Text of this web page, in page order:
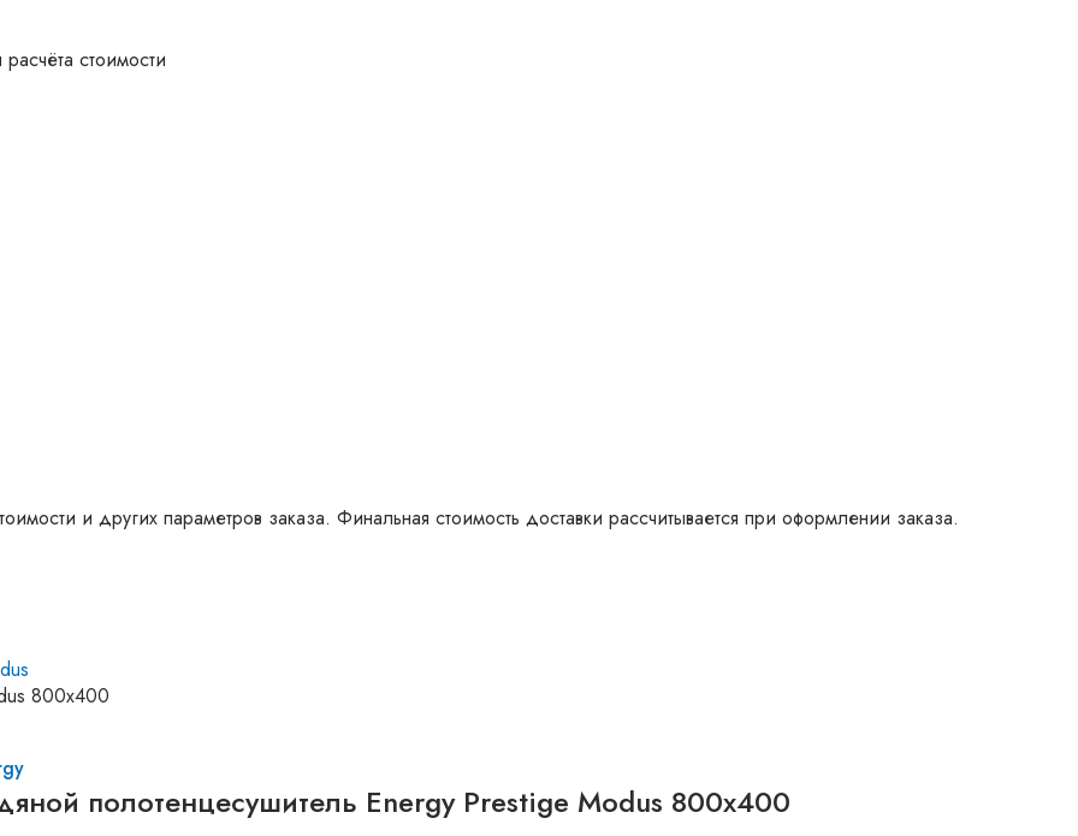
стоимости
и других параметров заказа. Финальная стоимость доставки рассчитывается при оформлении заказа.
800х400
полотенцесушитель Energy Prestige Modus 800х400